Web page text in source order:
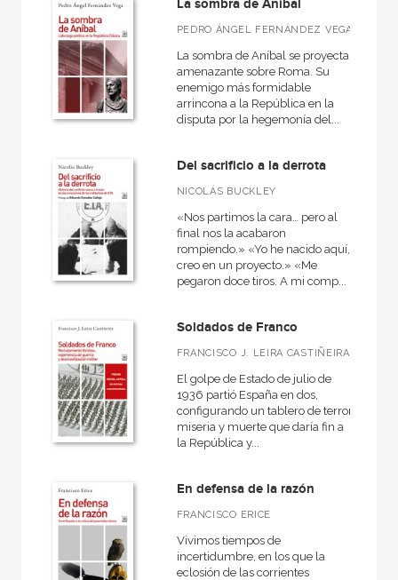
La sombra de Aníbal
PEDRO ÁNGEL FERNÁNDEZ VEGA
La sombra de Aníbal se proyecta
amenazante sobre Roma. Su
enemigo más formidable
arrincona a la República en la
disputa por la hegemonía del...
Del sacrificio a la derrota
NICOLÁS BUCKLEY
«Nos partimos la cara… pero al
final nos la acabaron
rompiendo.» «Yo he nacido aquí,
creo en un proyecto.» «Me
pegaron doce tiros. A mi comp...
Soldados de Franco
FRANCISCO J. LEIRA CASTIÑEIRA
El golpe de Estado de julio de
1936 partió España en dos,
configurando un tablero de terror,
miseria y muerte que daría fin a
la República y...
En defensa de la razón
FRANCISCO ERICE
Vivimos tiempos de
incertidumbre, en los que la
eclosión de las corrientes